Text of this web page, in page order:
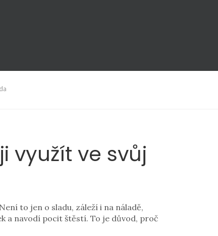
využít ve svůj
to jen o sladu, záleží i na náladě,
a navodí pocit štěstí. To je důvod, proč